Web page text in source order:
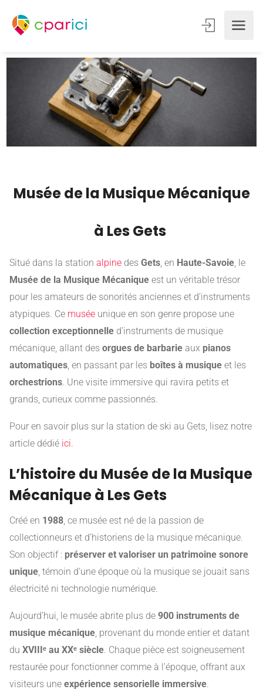
Musée de la Musique Mécanique
à Les Gets
Situé dans la station alpine des Gets , en Haute-Savoie , le
Musée de la Musique Mécanique est un véritable trésor
pour les amateurs de sonorités anciennes et d’instruments
atypiques. Ce musée unique en son genre propose une
collection exceptionnelle d’instruments de musique
mécanique, allant des orgues de barbarie aux pianos
automatiques , en passant par les boîtes à musique et les
orchestrions . Une visite immersive qui ravira petits et
grands, curieux comme passionnés.
Pour en savoir plus sur la station de ski au Gets, lisez notre
article dédié ici
L’histoire du Musée de la Musique
Mécanique à Les Gets
Créé en 1988 , ce musée est né de la passion de
collectionneurs et d’historiens de la musique mécanique.
Son objectif : préserver et valoriser un patrimoine sonore
unique , témoin d’une époque où la musique se jouait sans
électricité ni technologie numérique.
Aujourd’hui, le musée abrite plus de 900 instruments de
musique mécanique , provenant du monde entier et datant
du XVIIIᵉ au XXᵉ siècle . Chaque pièce est soigneusement
restaurée pour fonctionner comme à l’époque, offrant aux
visiteurs une expérience sensorielle immersive